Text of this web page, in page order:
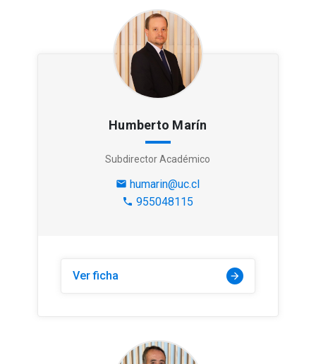
Humberto Marín
Subdirector Académico
mail humarin@uc.cl
phone 955048115
Ver ficha arrow_forward